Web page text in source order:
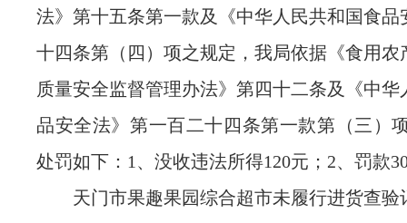
法》第十五条第一款及《中华人民共和国食品
十四条第（四）项之规定，我局依据《食用农
质量安全监督管理办法》第四十二条及《中华
品安全法》第一百二十四条第一款第（三）
处罚如下：1、没收违法所得120元；2、罚款
天门市果趣果园综合超市未履行进货查验